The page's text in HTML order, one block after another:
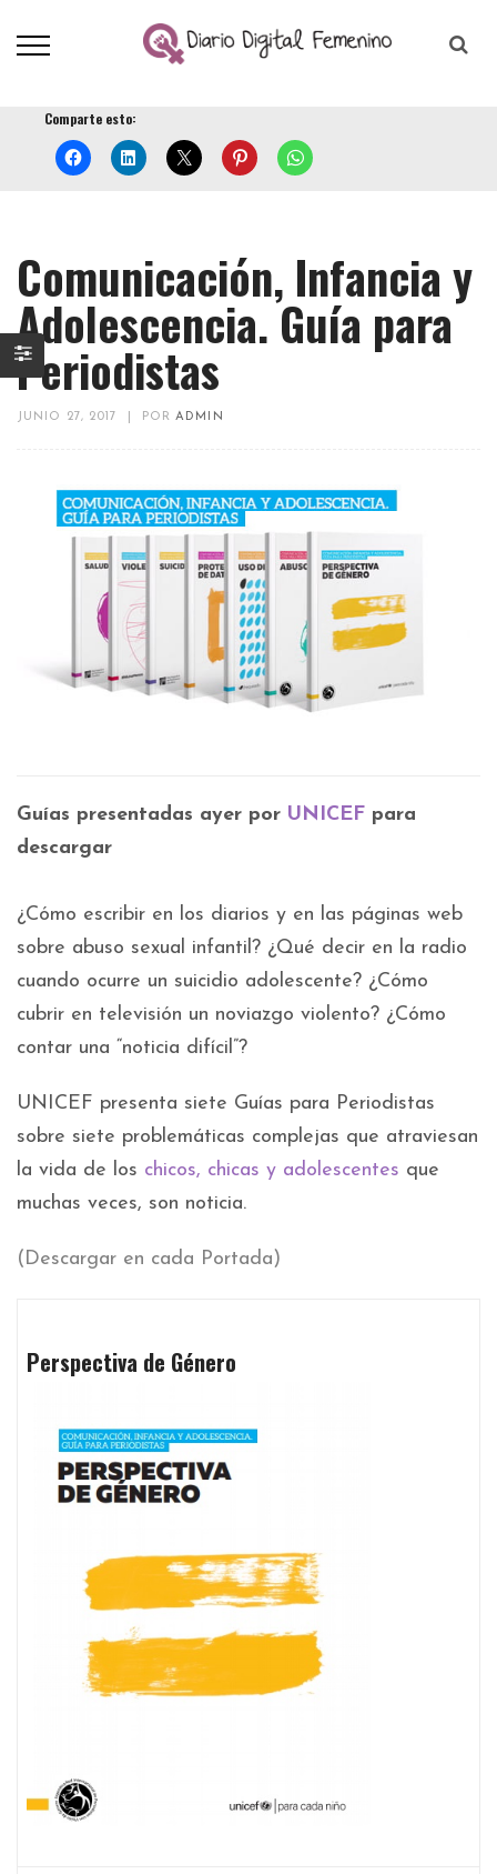
Comparte esto:
Comunicación, Infancia y
Adolescencia. Guía para
Periodistas
JUNIO 27, 2017 PORADMIN
Guías presentadas ayer por UNICEF para
descargar
¿Cómo escribir en los diarios y en las páginas web
sobre abuso sexual infantil? ¿Qué decir en la radio
cuando ocurre un suicidio adolescente? ¿Cómo
cubrir en televisión un noviazgo violento? ¿Cómo
contar una “noticia difícil”?
UNICEF presenta siete Guías para Periodistas
sobre siete problemáticas complejas que atraviesan
la vida de los chicos, chicas y adolescentes que
muchas veces, son noticia.
(Descargar en cada Portada)
Perspectiva de Género